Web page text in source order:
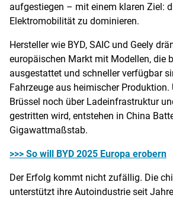
aufgestiegen – mit einem klaren Ziel:
Elektromobilität zu dominieren.
Hersteller wie BYD, SAIC und Geely
europäischen Markt mit Modellen, die
ausgestattet und schneller verfügbar
Fahrzeuge aus heimischer Produktion.
Brüssel noch über Ladeinfrastruktur
gestritten wird, entstehen in China
Gigawattmaßstab.
>>> So will BYD 2025 Europa erobern
Der Erfolg kommt nicht zufällig. Die
unterstützt ihre Autoindustrie seit